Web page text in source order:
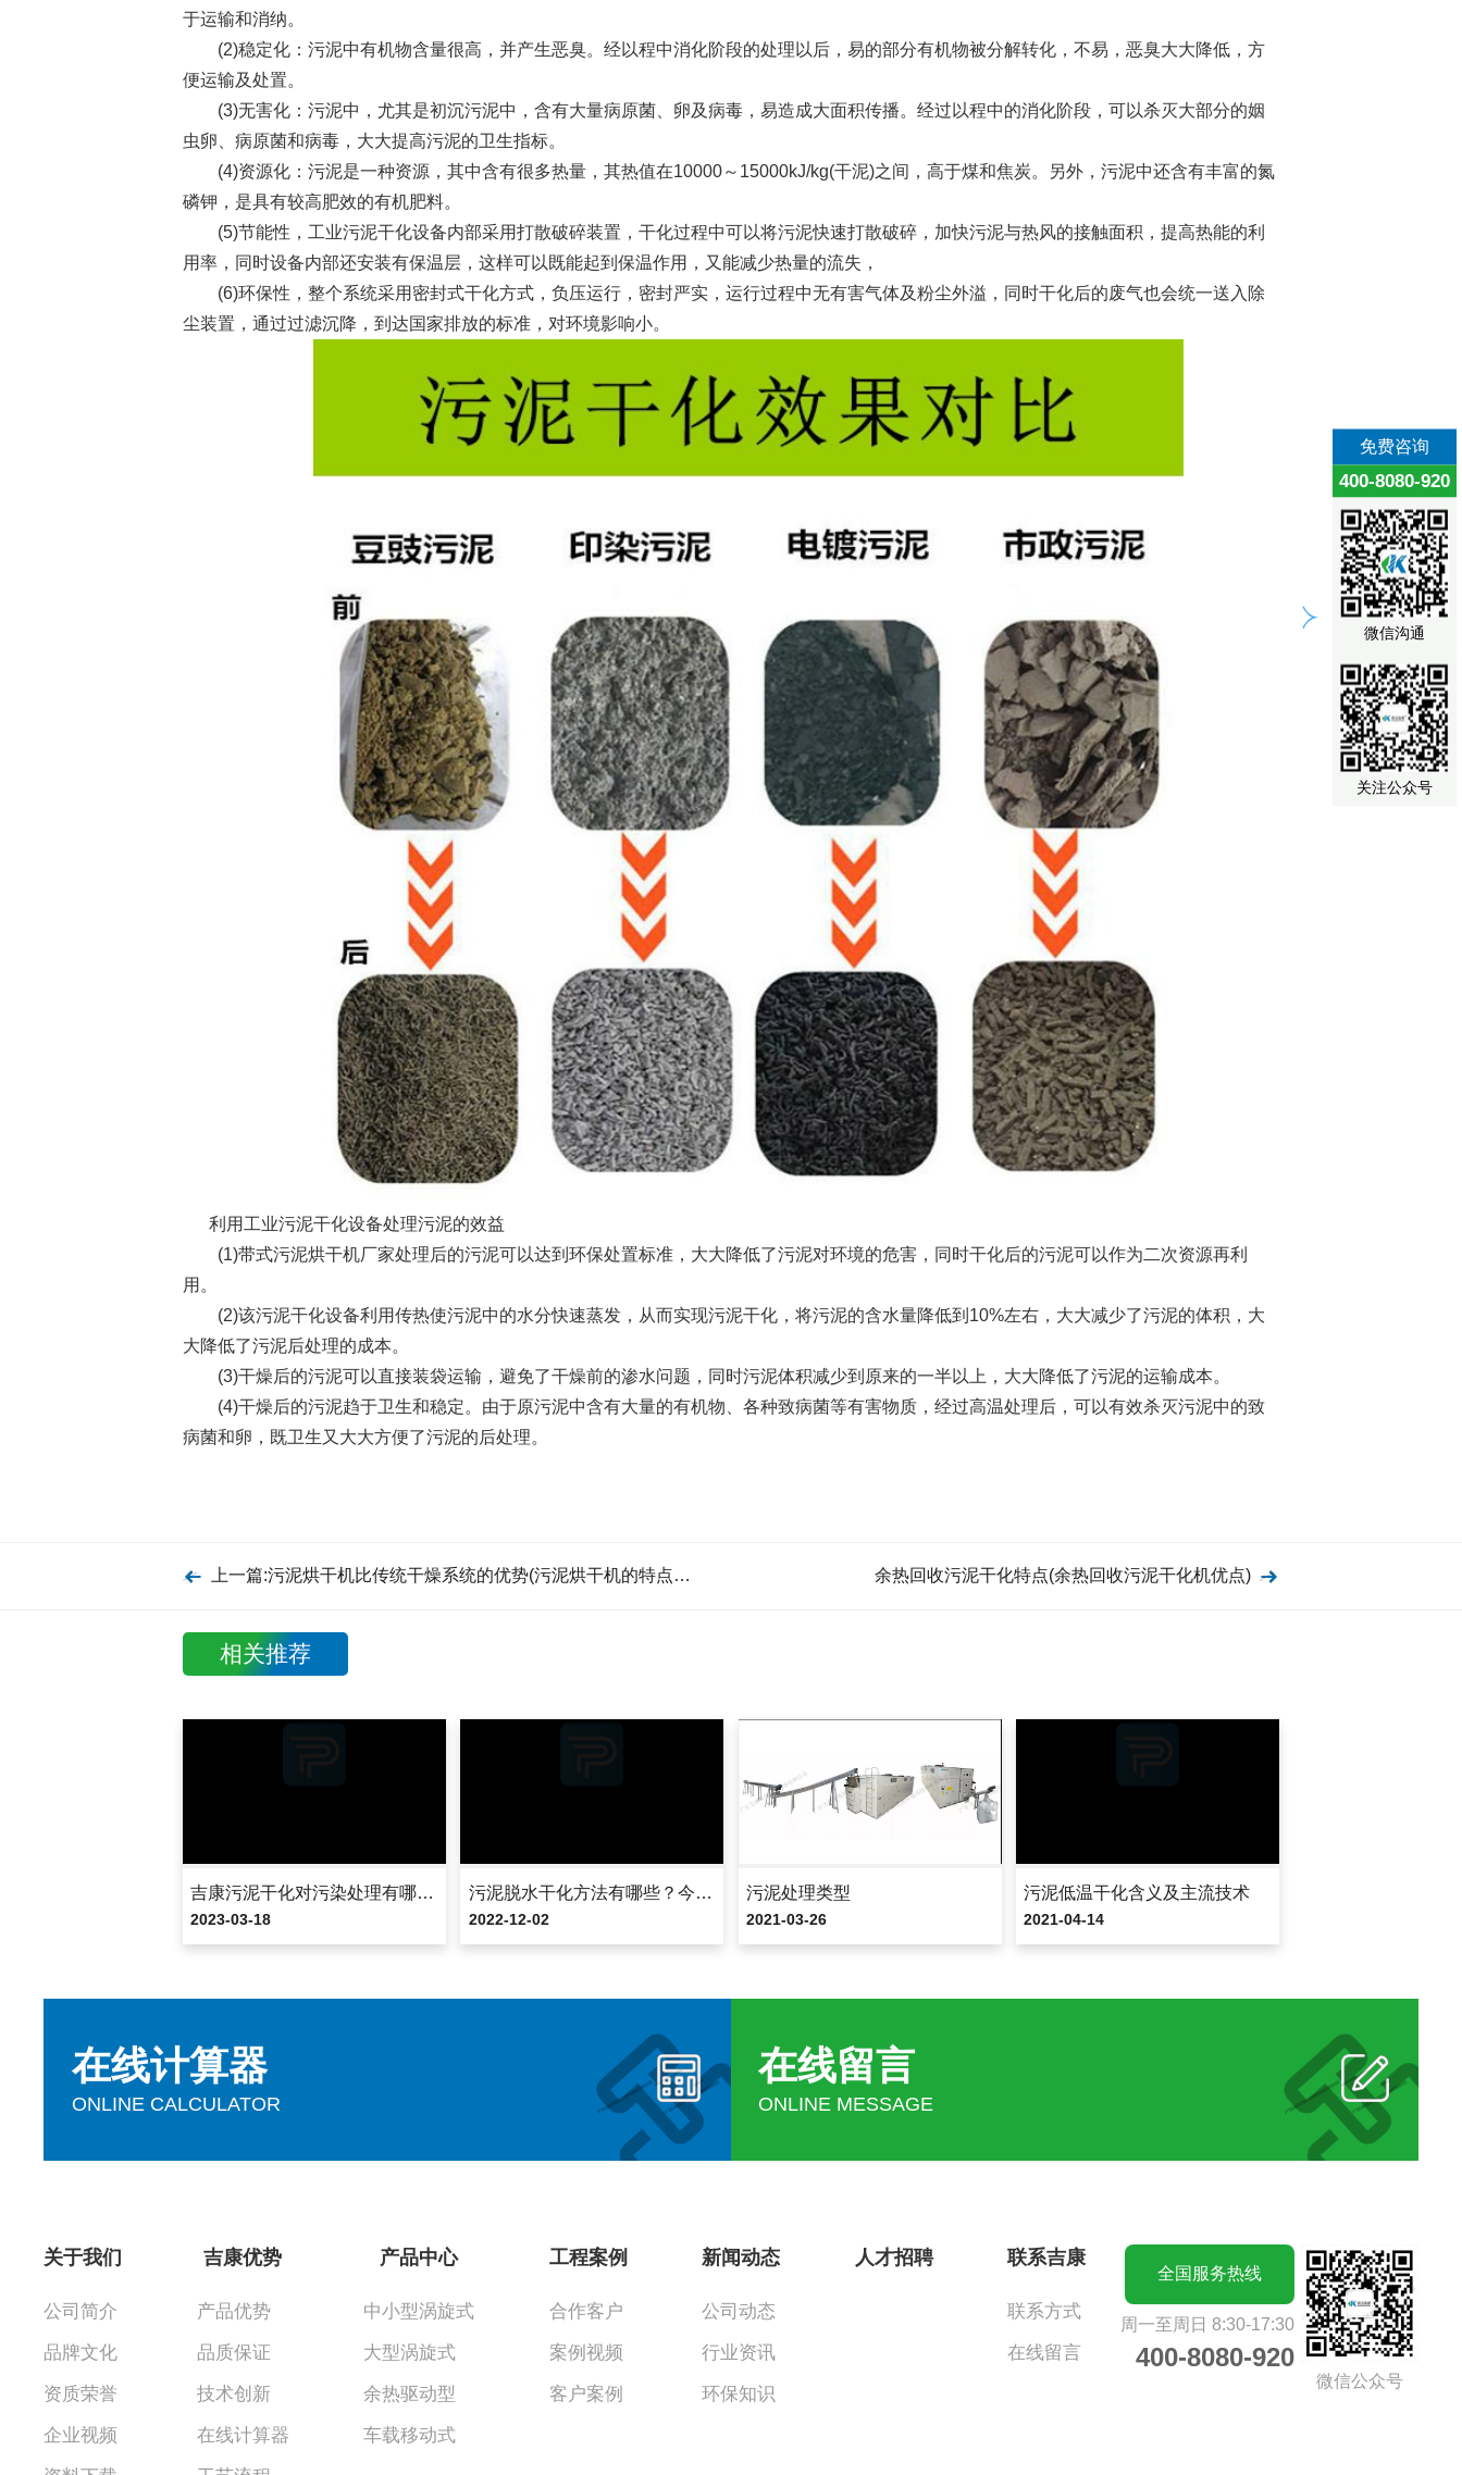
于运输和消纳。
(2)稳定化：污泥中有机物含量很高，并产生恶臭。经以程中消化阶段的处理以后，易的部分有机物被分解转化，不易，恶臭大大降低，方
便运输及处置。
(3)无害化：污泥中，尤其是初沉污泥中，含有大量病原菌、卵及病毒，易造成大面积传播。经过以程中的消化阶段，可以杀灭大部分的姻
虫卵、病原菌和病毒，大大提高污泥的卫生指标。
(4)资源化：污泥是一种资源，其中含有很多热量，其热值在10000～15000kJ/kg(干泥)之间，高于煤和焦炭。另外，污泥中还含有丰富的氮
磷钾，是具有较高肥效的有机肥料。
(5)节能性，工业污泥干化设备内部采用打散破碎装置，干化过程中可以将污泥快速打散破碎，加快污泥与热风的接触面积，提高热能的利
用率，同时设备内部还安装有保温层，这样可以既能起到保温作用，又能减少热量的流失，
(6)环保性，整个系统采用密封式干化方式，负压运行，密封严实，运行过程中无有害气体及粉尘外溢，同时干化后的废气也会统一送入除
尘装置，通过过滤沉降，到达国家排放的标准，对环境影响小。
利用工业污泥干化设备处理污泥的效益
(1)带式污泥烘干机厂家处理后的污泥可以达到环保处置标准，大大降低了污泥对环境的危害，同时干化后的污泥可以作为二次资源再利
用。
(2)该污泥干化设备利用传热使污泥中的水分快速蒸发，从而实现污泥干化，将污泥的含水量降低到10%左右，大大减少了污泥的体积，大
大降低了污泥后处理的成本。
(3)干燥后的污泥可以直接装袋运输，避免了干燥前的渗水问题，同时污泥体积减少到原来的一半以上，大大降低了污泥的运输成本。
(4)干燥后的污泥趋于卫生和稳定。由于原污泥中含有大量的有机物、各种致病菌等有害物质，经过高温处理后，可以有效杀灭污泥中的致
病菌和卵，既卫生又大大方便了污泥的后处理。
上一篇:污泥烘干机比传统干燥系统的优势(污泥烘干机的特点及应用) 余热回收污泥干化特点(余热回收污泥干化机优点)
相关推荐
吉康污泥干化对污染处理有哪些优势?
2023-03-18
污泥脱水干化方法有哪些？今天来了解一下
2022-12-02
污泥处理类型
2021-03-26
污泥低温干化含义及主流技术
2021-04-14
在线计算器
ONLINE CALCULATOR
在线留言
ONLINE MESSAGE
关于我们
公司简介
品牌文化
资质荣誉
企业视频
吉康优势
产品优势
品质保证
技术创新
在线计算器
产品中心
中小型涡旋式
大型涡旋式
余热驱动型
车载移动式
工程案例
合作客户
案例视频
客户案例
新闻动态
公司动态
行业资讯
环保知识
人才招聘 联系吉康
联系方式
在线留言
全国服务热线
周一至周日 8:30-17:30
400-8080-920
微信公众号
免费咨询
400-8080-920
微信沟通
关注公众号